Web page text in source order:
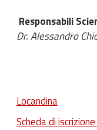
Responsabili
Dr. Alessandro
Locandina
Scheda di